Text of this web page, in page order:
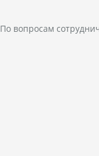
По вопросам